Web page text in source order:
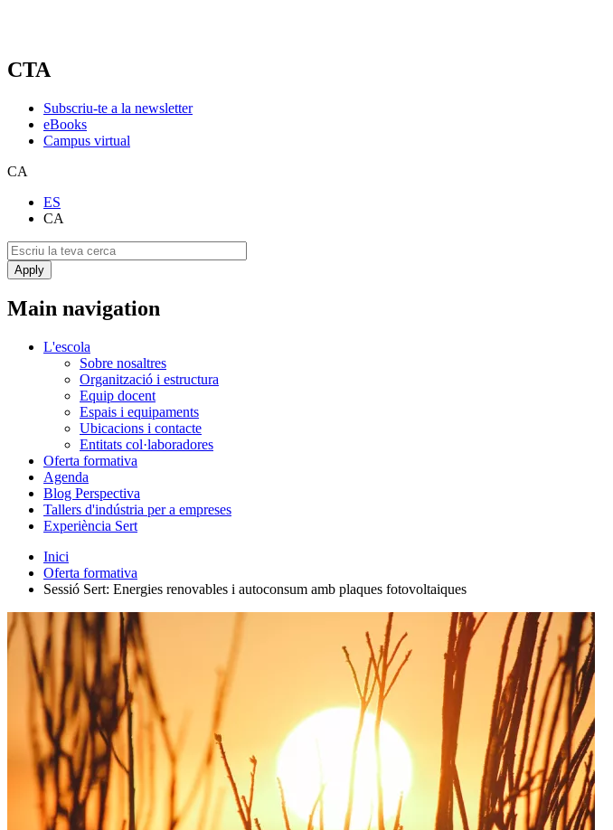
CTA
Subscriu-te a la newsletter
eBooks
Campus virtual
CA
ES
CA
Main navigation
L'escola
Sobre nosaltres
Organització i estructura
Equip docent
Espais i equipaments
Ubicacions i contacte
Entitats col·laboradores
Oferta formativa
Agenda
Blog Perspectiva
Tallers d'indústria per a empreses
Experiència Sert
Inici
Oferta formativa
Sessió Sert: Energies renovables i autoconsum amb plaques fotovoltaiques